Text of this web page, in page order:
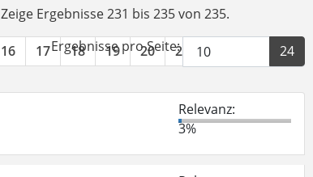
Zeige Ergebnisse 231 bis 235 von 235.
16 17 18 19 20 21 22 24
Ergebnisse pro Seite:
Relevanz:
3%